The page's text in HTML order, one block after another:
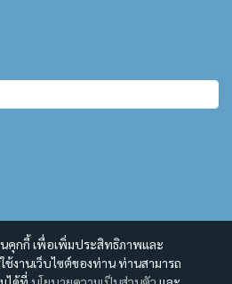
นคุกกี้ เพื่อเพิ่มประสิทธิภาพและ
งานเว็บไซต์ของท่าน ท่านสามารถ